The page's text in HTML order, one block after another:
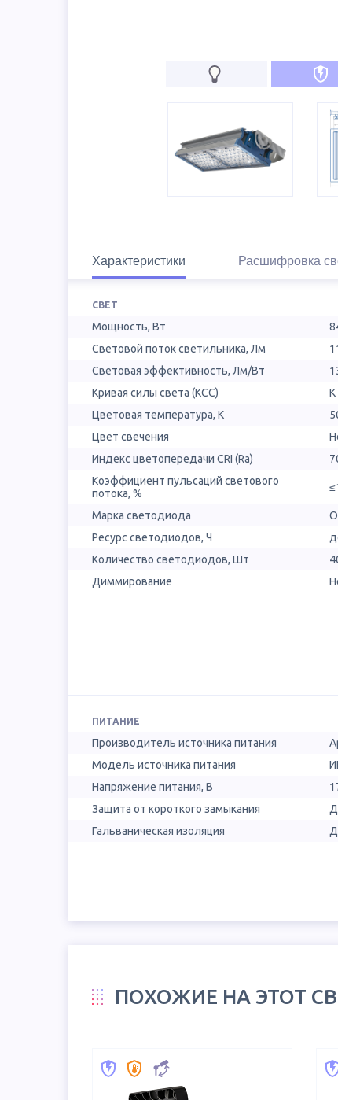
Характеристики Расшифровка
СВЕТ
Мощность, Вт
Световой поток светильника, Лм
Световая эффективность, Лм/Вт
Кривая силы света (КСС)
К
Цветовая температура, К
Цвет свечения
Индекс цветопередачи CRI (Ra)
Коэффициент пульсаций светового
потока, %
Марка светодиода
Ресурс светодиодов, Ч
Количество светодиодов, Шт
Диммирование
ПИТАНИЕ
Производитель источника питания
Модель источника питания
Напряжение питания, В
Защита от короткого замыкания
Гальваническая изоляция
ПОХОЖИЕ НА ЭТОТ